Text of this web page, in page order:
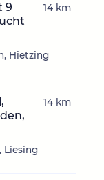
9
Hietzing
14 km
Liesing
14 km